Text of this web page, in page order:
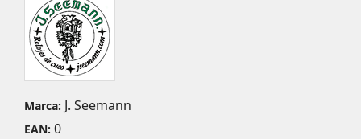
Marca: J. Seemann
EAN: 0